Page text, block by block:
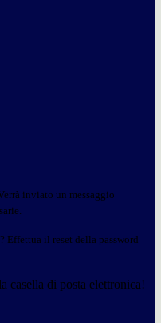
inviato un messaggio
Effettua il reset della password
casella di posta elettronica!